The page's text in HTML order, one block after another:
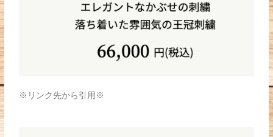
※リンク先から引用※